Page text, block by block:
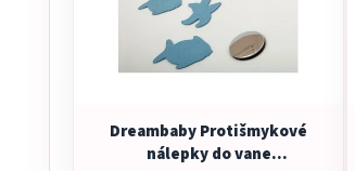
Dreambaby Protišmykové
nálepky do vane